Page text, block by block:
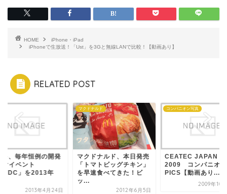
HOME
iPhone・iPad
iPhoneで生放送！「Ust」を3Gと無線LANで比較！【動画あり】
RELATED POST
、毎年恒例の開発
けイベント
」を2013年
2013年4月24日
マクドナルド
マクドナルド、本日発売
「トマトビッグチキン」
を早速食べてきた！ビ
ッ...
2012年6月5日
コンパニオン写真
CEATEC JAPAN
2009 コンパニオン
PICS【動画あり...
2009年10